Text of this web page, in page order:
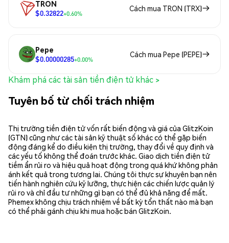
TRON
$0.32822+0.60%
Cách mua TRON (TRX)
Pepe
$0.00000285+0.00%
Cách mua Pepe (PEPE)
Khám phá các tài sản tiền điện tử khác >
Tuyên bố từ chối trách nhiệm
Thị trường tiền điện tử vốn rất biến động và giá của GlitzKoin
(GTN) cũng như các tài sản kỹ thuật số khác có thể gặp biến
động đáng kể do điều kiện thị trường, thay đổi về quy định và
các yếu tố không thể đoán trước khác. Giao dịch tiền điện tử
tiềm ẩn rủi ro và hiệu quả hoạt động trong quá khứ không phản
ánh kết quả trong tương lai. Chúng tôi thực sự khuyên bạn nên
tiến hành nghiên cứu kỹ lưỡng, thực hiện các chiến lược quản lý
rủi ro và chỉ đầu tư những gì bạn có thể đủ khả năng để mất.
Phemex không chịu trách nhiệm về bất kỳ tổn thất nào mà bạn
có thể phải gánh chịu khi mua hoặc bán GlitzKoin.